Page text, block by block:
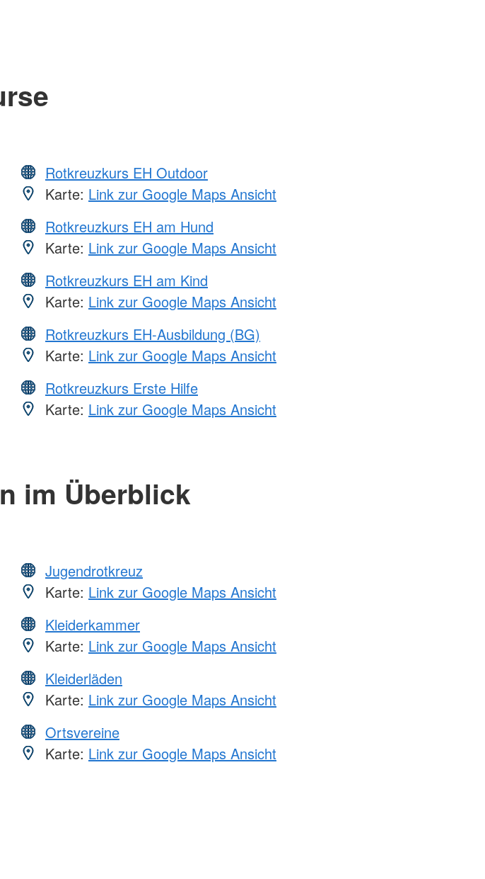
Rotkreuzkurs EH Outdoor
Karte: Link zur Google Maps Ansicht
Rotkreuzkurs EH am Hund
Karte: Link zur Google Maps Ansicht
Rotkreuzkurs EH am Kind
Karte: Link zur Google Maps Ansicht
Rotkreuzkurs EH-Ausbildung (BG)
Karte: Link zur Google Maps Ansicht
Rotkreuzkurs Erste Hilfe
Karte: Link zur Google Maps Ansicht
im Überblick
Jugendrotkreuz
Karte: Link zur Google Maps Ansicht
Kleiderkammer
Karte: Link zur Google Maps Ansicht
Kleiderläden
Karte: Link zur Google Maps Ansicht
Ortsvereine
Karte: Link zur Google Maps Ansicht